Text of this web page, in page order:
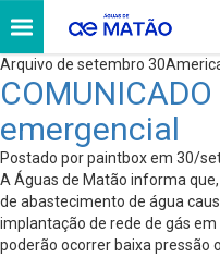
Arquivo de setembro
emergencial
Postado por paintbox em 30/
A Águas de Matão informa
de abastecimento de água
implantação de rede de gás
poderão ocorrer baixa pressão